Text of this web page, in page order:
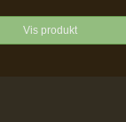
Vis produkt